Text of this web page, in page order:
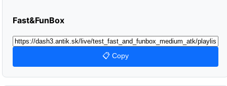
Fast&FunBox
📋 Copy